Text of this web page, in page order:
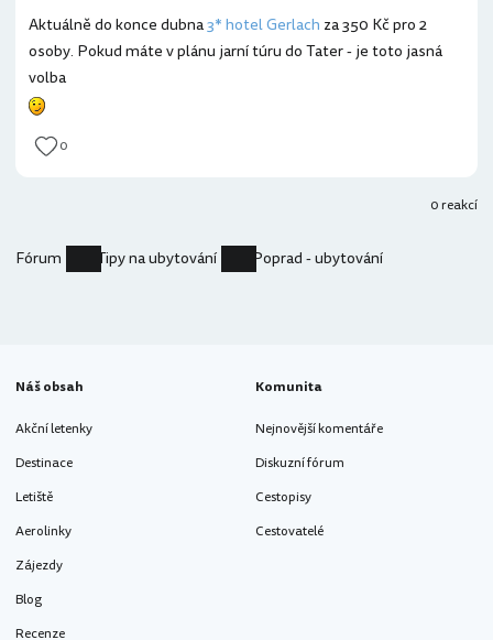
Aktuálně do konce dubna3* hotel Gerlach za 350 Kč pro 2
osoby. Pokud máte v plánu jarní túru do Tater - je toto jasná
volba
0
0 reakcí
Fórum Tipy na ubytování Poprad - ubytování
Náš obsah
Akční letenky
Destinace
Letiště
Aerolinky
Zájezdy
Blog
Recenze
Komunita
Nejnovější komentáře
Diskuzní fórum
Cestopisy
Cestovatelé